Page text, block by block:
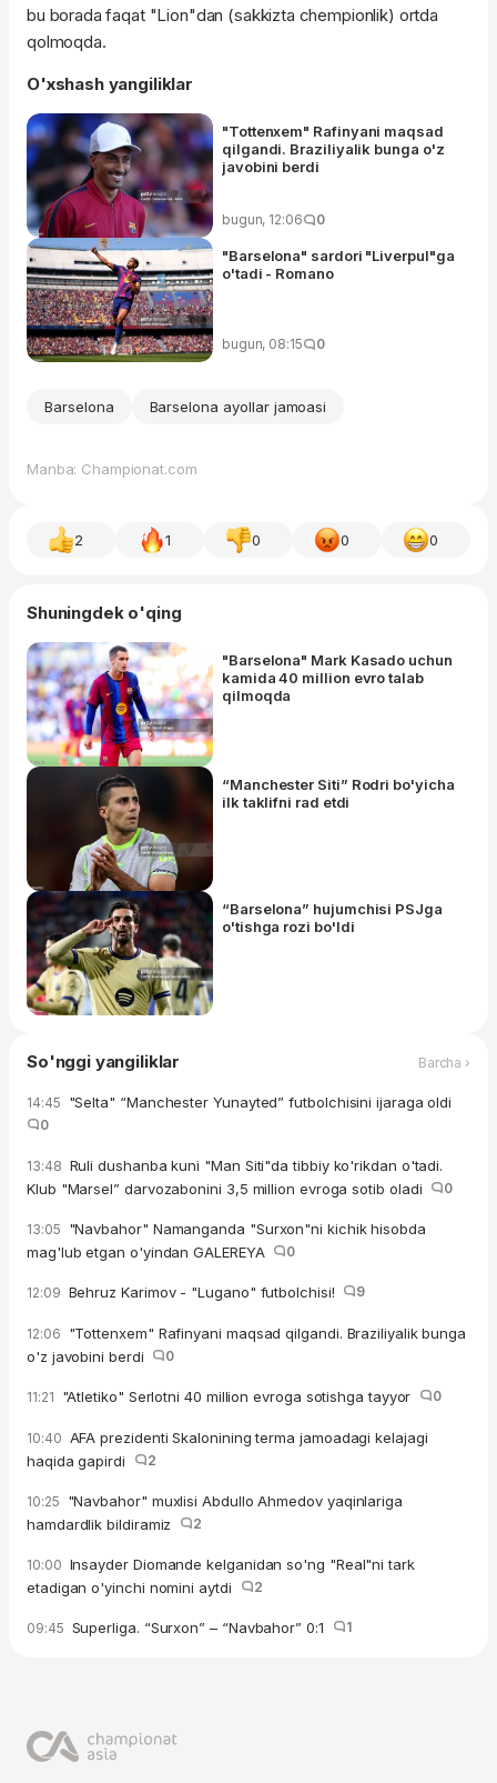
bu borada faqat "Lion"dan (sakkizta chempionlik) ortda
qolmoqda.
O'xshash yangiliklar
"Tottenxem" Rafinyani maqsad
qilgandi. Braziliyalik bunga o'z
javobini berdi
bugun, 12:06 0
"Barselona" sardori "Liverpul"ga
o'tadi - Romano
bugun, 08:15 0
Barselona Barselona ayollar jamoasi
Manba: Championat.com
2 1 0 0 0
Shuningdek o'qing
"Barselona" Mark Kasado uchun
kamida 40 million evro talab
qilmoqda
“Manchester Siti” Rodri bo'yicha
ilk taklifni rad etdi
“Barselona” hujumchisi PSJga
o'tishga rozi bo'ldi
So'nggi yangiliklar Barcha ›
14:45 "Selta" “Manchester Yunayted” futbolchisini ijaraga oldi
0
13:48 Ruli dushanba kuni "Man Siti"da tibbiy ko'rikdan o'tadi.
Klub "Marsel” darvozabonini 3,5 million evroga sotib oladi
0
13:05 "Navbahor" Namanganda "Surxon"ni kichik hisobda
mag'lub etgan o'yindan GALEREYA
0
12:09 Behruz Karimov - "Lugano" futbolchisi! 9
12:06 "Tottenxem" Rafinyani maqsad qilgandi. Braziliyalik bunga
o'z javobini berdi
0
11:21 "Atletiko" Serlotni 40 million evroga sotishga tayyor 0
10:40 AFA prezidenti Skalonining terma jamoadagi kelajagi
haqida gapirdi
2
10:25 "Navbahor" muxlisi Abdullo Ahmedov yaqinlariga
hamdardlik bildiramiz
2
10:00 Insayder Diomande kelganidan so'ng "Real"ni tark
etadigan o'yinchi nomini aytdi
2
09:45 Superliga. “Surxon” – “Navbahor” 0:1 1